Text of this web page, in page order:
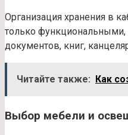
Организация хранения в
только функциональными,
документов, книг,
Читайте также: Как
Выбор мебели и